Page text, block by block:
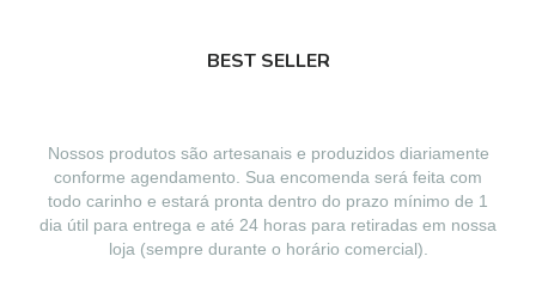
BEST SELLER
Nossos produtos são artesanais e produzidos diariamente
conforme agendamento. Sua encomenda será feita com
todo carinho e estará pronta dentro do prazo mínimo de 1
dia útil para entrega e até 24 horas para retiradas em nossa
loja (sempre durante o horário comercial).